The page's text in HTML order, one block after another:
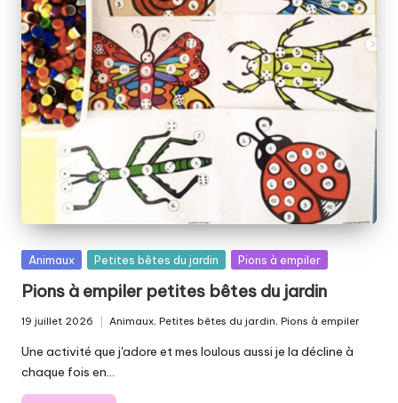
le
p
ai
ll
é
e
Posted
Animaux Petites bêtes du jardin Pions à empiler
Pions à empiler petites bêtes du jardin
19 juillet 2026
in
Animaux,Petites bêtes du jardin,Pions à empiler
Une activité que j'adore et mes loulous aussi je la décline à
chaque fois en…